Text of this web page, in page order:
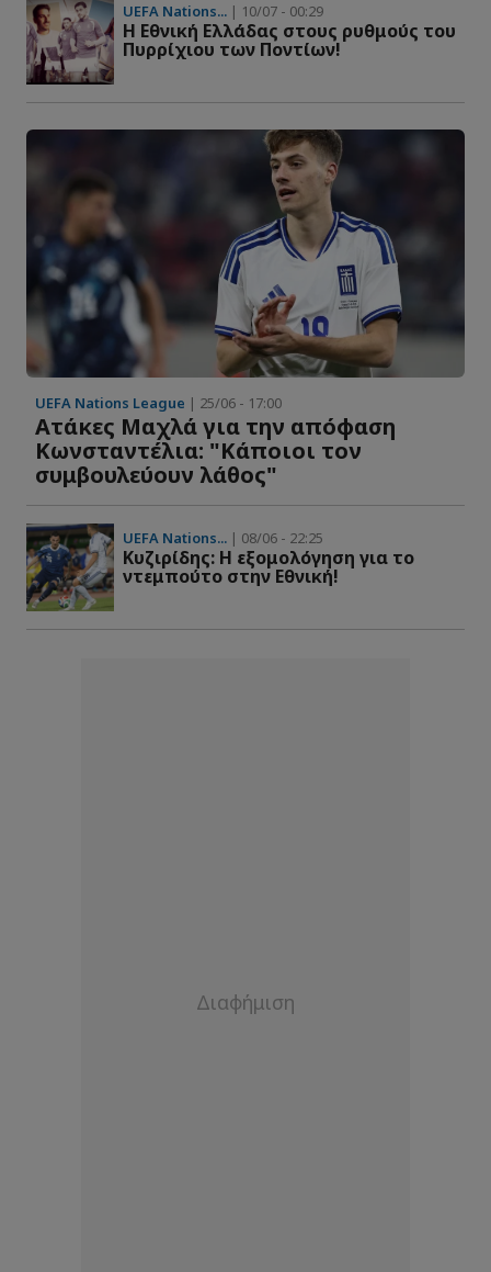
UEFA Nations... | 10/07 - 00:29
Η Εθνική Ελλάδας στους ρυθμούς του
Πυρρίχιου των Ποντίων!
UEFA Nations League | 25/06 - 17:00
Ατάκες Μαχλά για την απόφαση
Κωνσταντέλια: "Κάποιοι τον
συμβουλεύουν λάθος"
UEFA Nations... | 08/06 - 22:25
Kυζιρίδης: Η εξομολόγηση για το
ντεμπούτο στην Εθνική!